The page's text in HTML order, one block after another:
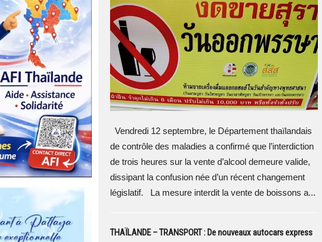
Vendredi 12 septembre, le Département thaïlandais
de contrôle des maladies a confirmé que l’interdiction
de trois heures sur la vente d’alcool demeure valide,
dissipant la confusion née d’un récent changement
législatif. La mesure interdit la vente de boissons a...
THAÏLANDE – TRANSPORT : De nouveaux autocars express